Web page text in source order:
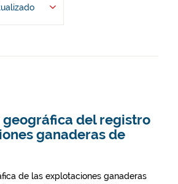
geográfica del registro
ganaderas de
de las explotaciones ganaderas